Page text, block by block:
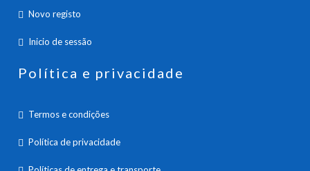
Novo registo
Inicio de sessão
Política e privacidade
Termos e condições
Política de privacidade